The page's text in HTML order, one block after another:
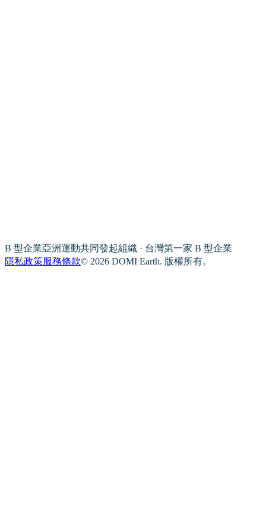
B 型企業亞洲運動共同發起組織 · 台灣第一家 B 型企業
隱私政策服務條款© 2026 DOMI Earth. 版權所有。